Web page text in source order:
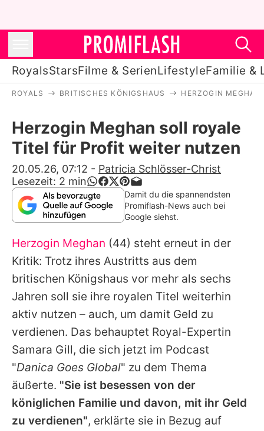
RoyalsStarsFilme & SerienLifestyleFamilie &
Stars
Filme & Serien
Lifestyle
Familie & Liebe
Alle Themen auf Promiflash
Jobs
App runterladen
Team
Redaktionelle Richtlinien
Impressum
Datenschutzerklärung
ROYALS BRITISCHES KÖNIGSHAUS HERZOGIN MEGHAN
Herzogin Meghan soll royale
Titel für Profit weiter nutzen
20.05.26, 07:12 - Patricia Schlösser-Christ
Lesezeit: 2 min
Damit du die spannendsten
Promiflash-News auch bei
Google siehst.
Herzogin Meghan (44) steht erneut in der
Kritik: Trotz ihres Austritts aus dem
britischen Königshaus vor mehr als sechs
Jahren soll sie ihre royalen Titel weiterhin
aktiv nutzen – auch, um damit Geld zu
verdienen. Das behauptet Royal-Expertin
Samara Gill, die sich jetzt im Podcast
"Danica Goes Global" zu dem Thema
äußerte. "Sie ist besessen von der
königlichen Familie und davon, mit ihr Geld
zu verdienen", erklärte sie in Bezug auf